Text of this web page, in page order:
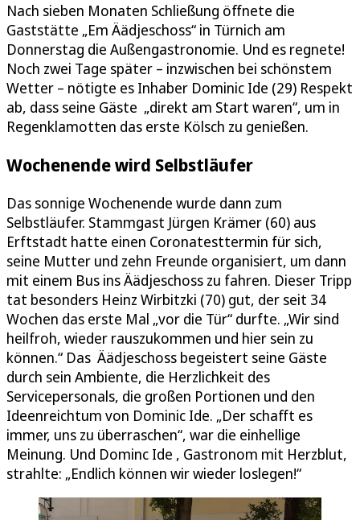
Nach sieben Monaten Schließung öffnete die
Gaststätte „Em Äädjeschoss“ in Türnich am
Donnerstag die Außengastronomie. Und es regnete!
Noch zwei Tage später – inzwischen bei schönstem
Wetter – nötigte es Inhaber Dominic Ide (29) Respekt
ab, dass seine Gäste „direkt am Start waren“, um in
Regenklamotten das erste Kölsch zu genießen.
Wochenende wird Selbstläufer
Das sonnige Wochenende wurde dann zum
Selbstläufer. Stammgast Jürgen Krämer (60) aus
Erftstadt hatte einen Coronatesttermin für sich,
seine Mutter und zehn Freunde organisiert, um dann
mit einem Bus ins Äädjeschoss zu fahren. Dieser Tripp
tat besonders Heinz Wirbitzki (70) gut, der seit 34
Wochen das erste Mal „vor die Tür“ durfte. „Wir sind
heilfroh, wieder rauszukommen und hier sein zu
können.“ Das Äädjeschoss begeistert seine Gäste
durch sein Ambiente, die Herzlichkeit des
Servicepersonals, die großen Portionen und den
Ideenreichtum von Dominic Ide. „Der schafft es
immer, uns zu überraschen“, war die einhellige
Meinung. Und Dominc Ide , Gastronom mit Herzblut,
strahlte: „Endlich können wir wieder loslegen!“